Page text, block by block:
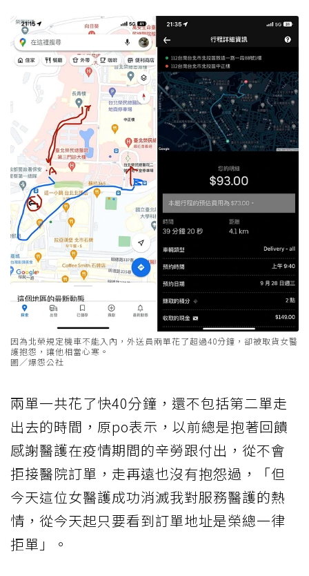
因為北榮規定機車不能入內，外送員兩單花了超過40分鐘，卻被取貨女醫
護抱怨，讓他相當心寒。
圖／爆怨公社
兩單一共花了快40分鐘，還不包括第二單走
出去的時間，原po表示，以前總是抱著回饋
感謝醫護在疫情期間的辛勞跟付出，從不會
拒接醫院訂單，走再遠也沒有抱怨過，「但
今天這位女醫護成功消滅我對服務醫護的熱
情，從今天起只要看到訂單地址是榮總一律
拒單」。